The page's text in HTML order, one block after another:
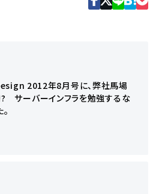
2012年8月号に、弊社馬場
サーバーインフラを勉強するな